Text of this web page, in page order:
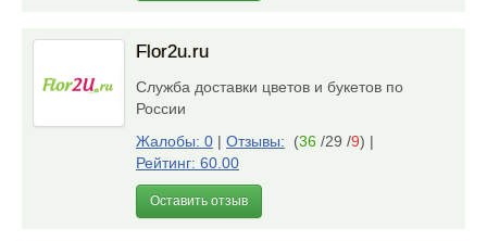
Flor2u.ru
Служба доставки цветов и букетов по
России
Жалобы: 0 | Отзывы: (36 /29 /9) |
Рейтинг: 60.00
Оставить отзыв